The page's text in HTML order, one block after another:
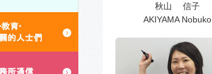
秋山 信子
AKIYAMA Nobuko